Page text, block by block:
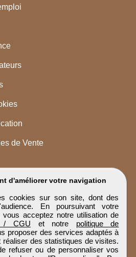
d'améliorer votre navigation
cookies sur son site, dont des
En poursuivant votre
acceptez notre utilisation de
/ CGU et notre politique de
proposer des services adaptés à
des statistiques de visites.
refuser ou de personnaliser vos
de Vente